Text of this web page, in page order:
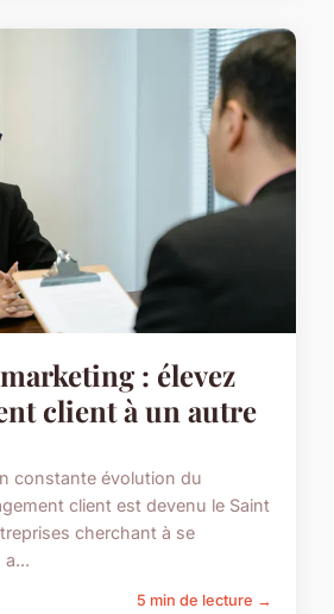
: élevez
client à un autre
constante évolution du
client est devenu le Saint
cherchant à se
a...
5 min de lecture →